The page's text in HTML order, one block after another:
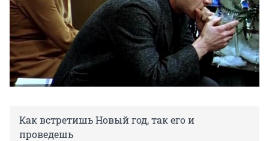
Как встретишь Новый год, так его и
проведешь